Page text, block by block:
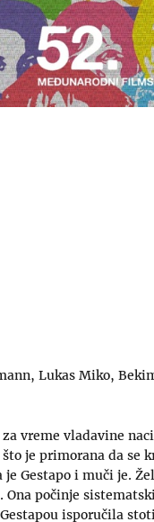
Lukas Miko,
vreme vladavine
je primorana da se
Gestapo i muči je.
počinje
isporučila